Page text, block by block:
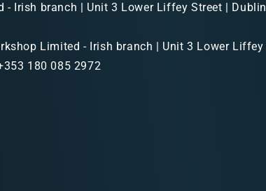
- Irish branch | Unit 3 Lower Liffey Street |
Limited - Irish branch | Unit 3 Lower Liffey
180 085 2972